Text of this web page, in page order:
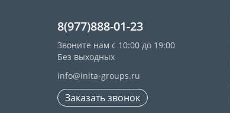
8(977)888-01-23
Звоните нам с 10:00 до 19:00
Без выходных
info@inita-groups.ru
Заказать звонок